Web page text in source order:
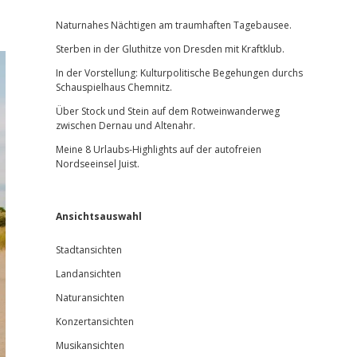
Naturnahes Nächtigen am traumhaften Tagebausee.
Sterben in der Gluthitze von Dresden mit Kraftklub.
In der Vorstellung: Kulturpolitische Begehungen durchs
Schauspielhaus Chemnitz.
Über Stock und Stein auf dem Rotweinwanderweg
zwischen Dernau und Altenahr.
Meine 8 Urlaubs-Highlights auf der autofreien
Nordseeinsel Juist.
Ansichtsauswahl
Stadtansichten
Landansichten
Naturansichten
Konzertansichten
Musikansichten